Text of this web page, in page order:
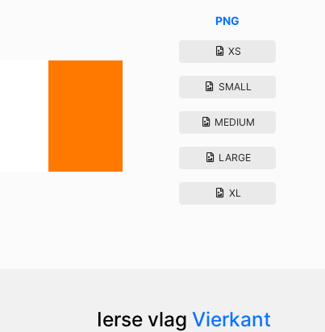
PNG
XS
SMALL
MEDIUM
LARGE
XL
Ierse vlag Vierkant